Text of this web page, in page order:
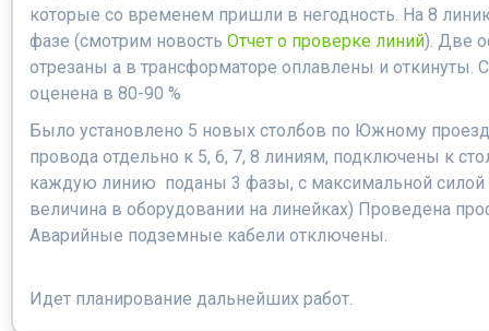
которые со временем пришли в негодность. На 8
фазе (смотрим новость Отчет о проверке линий). Две
отрезаны а в трансформаторе оплавлены и откинуты.
оценена в 80-90 %
Было установлено 5 новых столбов по Южному
провода отдельно к 5, 6, 7, 8 линиям, подключены к
каждую линию поданы 3 фазы, с максимальной силой
величина в оборудовании на линейках) Проведена
Аварийные подземные кабели отключены.
Идет планирование дальнейших работ.